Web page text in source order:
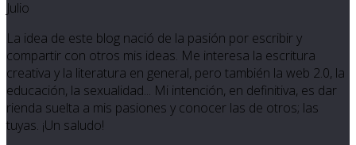
Julio
La idea de este blog nació de la pasión por escribir y
compartir con otros mis ideas. Me interesa la escritura
creativa y la literatura en general, pero también la web 2.0, la
educación, la sexualidad... Mi intención, en definitiva, es dar
rienda suelta a mis pasiones y conocer las de otros; las
tuyas. ¡Un saludo!